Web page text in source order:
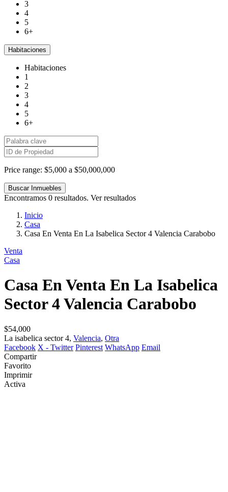
3
4
5
6+
Habitaciones
Habitaciones
1
2
3
4
5
6+
Price range: $5,000 a $50,000,000
Encontramos 0 resultados. Ver resultados
Inicio
Casa
Casa En Venta En La Isabelica Sector 4 Valencia Carabobo
Venta
Casa
Casa En Venta En La Isabelica
Sector 4 Valencia Carabobo
$54,000
La isabelica sector 4, Valencia, Otra
Facebook X - Twitter Pinterest WhatsApp Email
Compartir
Favorito
Imprimir
Activa